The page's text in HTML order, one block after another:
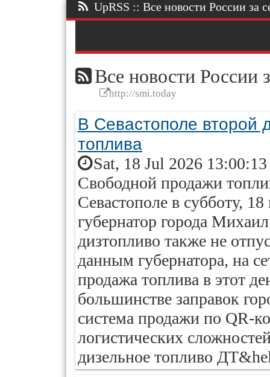
UpRSS :: Все новости России за
Все новости России
http://smi.today
В Севастополе второй
топлива
Sat, 18 Jul 2026
Свободной продажи
Севастополе в субботу,
губернатор города
дизтопливо также не
данным губернатора, на
продажа топлива в этот
большинстве заправок
система продажи по QR-
логистических
дизельное топливо